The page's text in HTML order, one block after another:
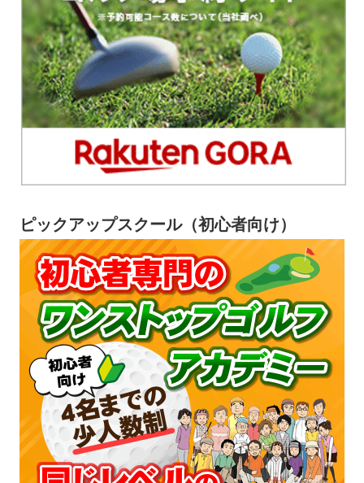
ピックアップスクール（初心者向け）